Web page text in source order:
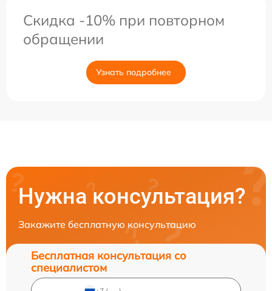
Скидка -10% при повторном
обращении
Узнать подробнее
Нужна консультация?
Закажите бесплатную консультацию
Бесплатная консультация со
специалистом